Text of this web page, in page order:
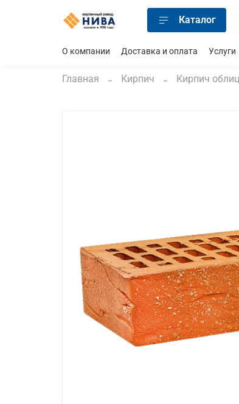
Каталог
О компании Доставка и оплата Услуги
Главная Кирпич Кирпич